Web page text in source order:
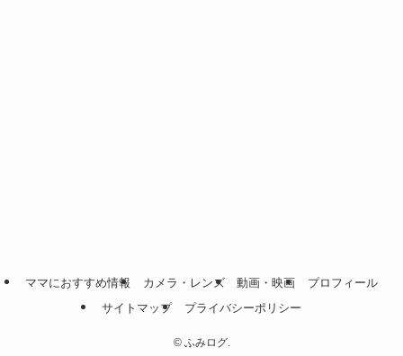
ママにおすすめ情報 カメラ・レンズ 動画・映画
プロフィール
サイトマップ
プライバシーポリシー
©ふみログ.